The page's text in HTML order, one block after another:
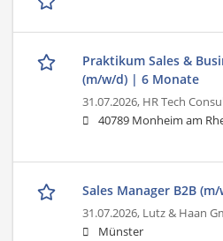
Praktikum Sales &
(m/w/d) | 6 Monate
31.07.2026, HR Tech
40789 Monheim am
Sales Manager B2B
31.07.2026, Lutz & Haan
Münster